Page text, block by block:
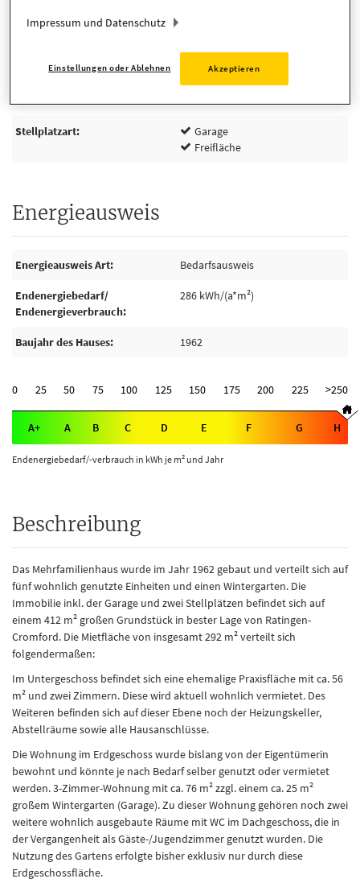
Ausstattungsmerkmale
Stellplatzart
Garage
Freifläche
Energieausweis
Energieausweis Art Bedarfsausweis
Endenergiebedarf/
Endenergieverbrauch
286 kWh/(a*m²)
Baujahr des Hauses 1962
0 25 50 75 100 125 150 175 200 225 >250
A+ A B C D E F G H
Endenergiebedarf/-verbrauch in kWh je m² und Jahr
Beschreibung
Das Mehrfamilienhaus wurde im Jahr 1962 gebaut und verteilt sich auf
fünf wohnlich genutzte Einheiten und einen Wintergarten. Die
Immobilie inkl. der Garage und zwei Stellplätzen befindet sich auf
einem 412 m² großen Grundstück in bester Lage von Ratingen-
Cromford. Die Mietfläche von insgesamt 292 m² verteilt sich
folgendermaßen:
Im Untergeschoss befindet sich eine ehemalige Praxisfläche mit ca. 56
m² und zwei Zimmern. Diese wird aktuell wohnlich vermietet. Des
Weiteren befinden sich auf dieser Ebene noch der Heizungskeller,
Abstellräume sowie alle Hausanschlüsse.
Die Wohnung im Erdgeschoss wurde bislang von der Eigentümerin
bewohnt und könnte je nach Bedarf selber genutzt oder vermietet
werden. 3-Zimmer-Wohnung mit ca. 76 m² zzgl. einem ca. 25 m²
großem Wintergarten (Garage). Zu dieser Wohnung gehören noch zwei
weitere wohnlich ausgebaute Räume mit WC im Dachgeschoss, die in
der Vergangenheit als Gäste-/Jugendzimmer genutzt wurden. Die
Nutzung des Gartens erfolgte bisher exklusiv nur durch diese
Erdgeschossfläche.
Impressum und Datenschutz
Einstellungen oder Ablehnen Akzeptieren